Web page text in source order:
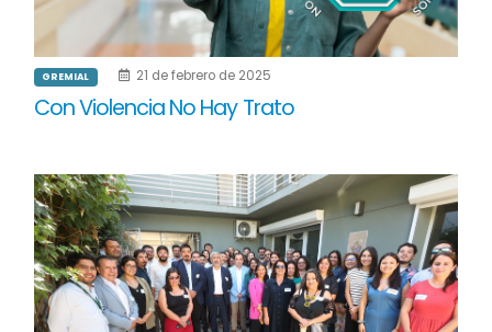
GREMIAL 21 de febrero de 2025
Con Violencia No Hay Trato